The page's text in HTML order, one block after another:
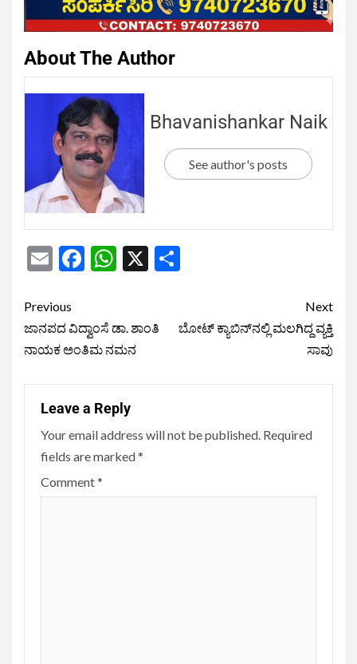
About The Author
Bhavanishankar Naik
See author's posts
EmailFacebook
WhatsApp
X
Previous
ಜಾನಪದ ವಿದ್ವಾಂಸೆ ಡಾ. ಶಾಂತಿ
ನಾಯಕ ಅಂತಿಮ ನಮನ
Next
ಬೋಟ್ ಕ್ಯಾಬಿನ್‌ನಲ್ಲಿ ಮಲಗಿದ್ದ ವ್ಯಕ್ತಿ
ಸಾವು
Leave a Reply
Your email address will not be published. Required
fields are marked*
Comment*